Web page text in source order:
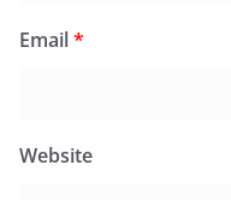
Email*
Website